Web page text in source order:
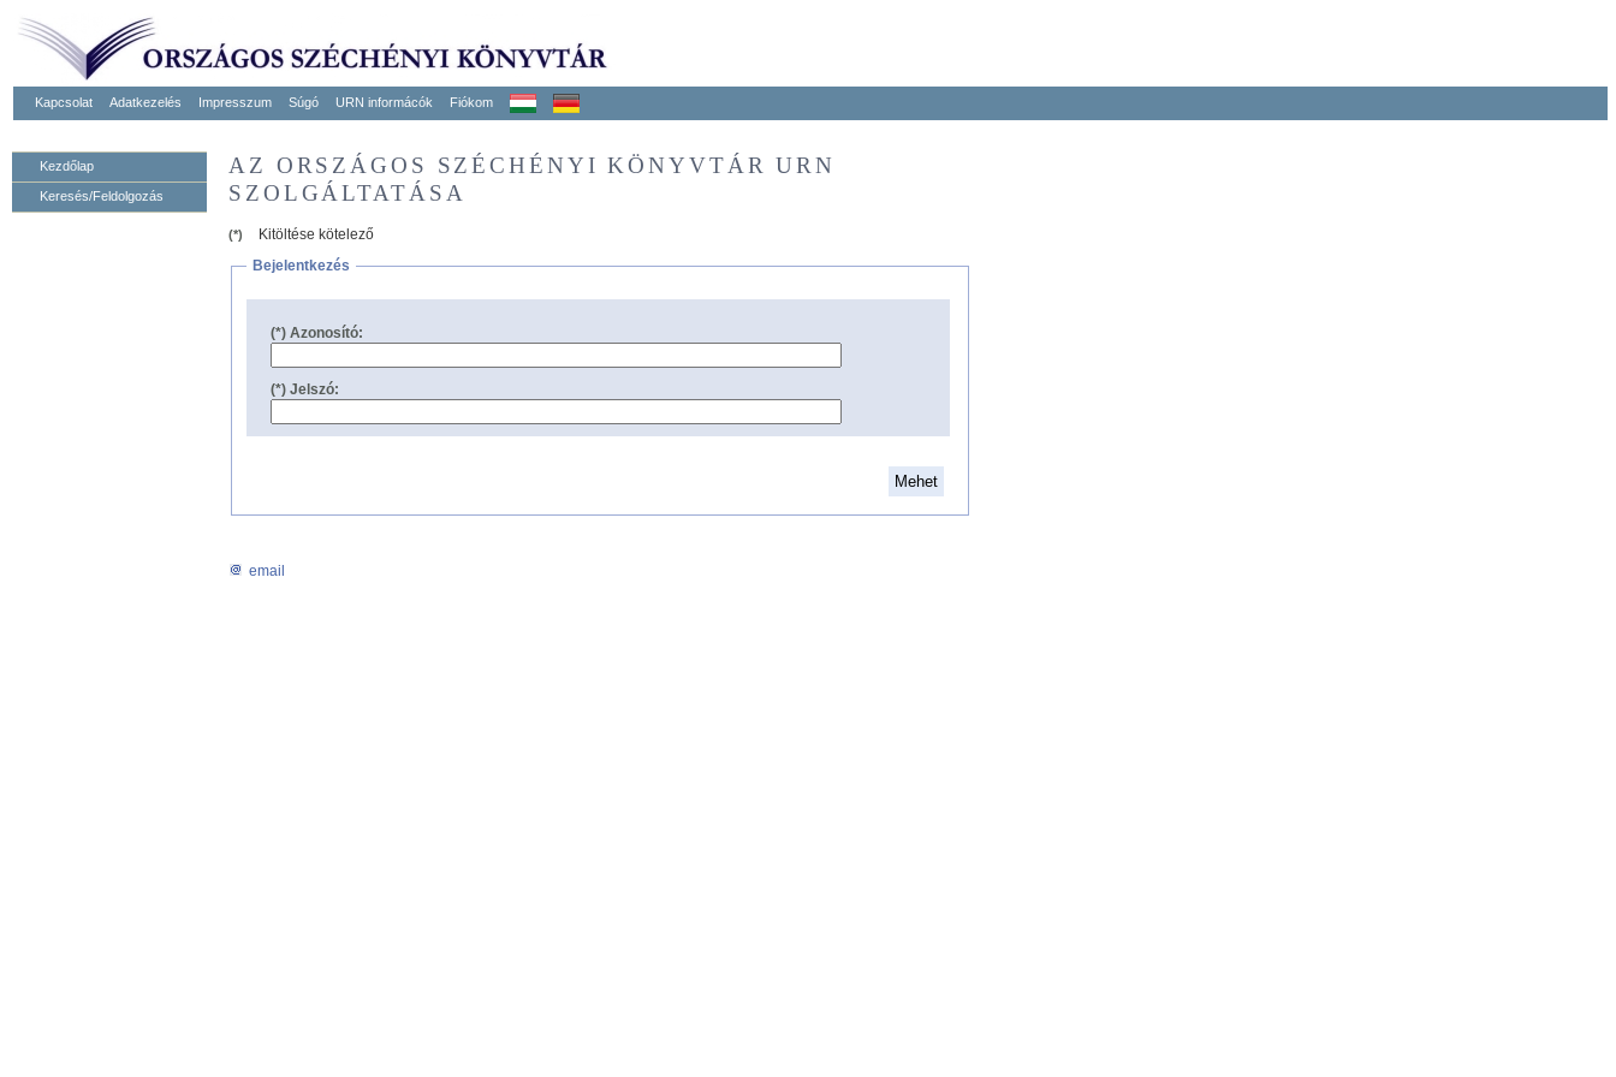
Kapcsolat Adatkezelés Impresszum Súgó URN informácók Fiókom
Kezdőlap
Keresés/Feldolgozás
AZ ORSZÁGOS SZÉCHÉNYI KÖNYVTÁR URN
SZOLGÁLTATÁSA
(*)
Kitöltése kötelező
Bejelentkezés
(*) Azonosító:
(*) Jelszó:
email